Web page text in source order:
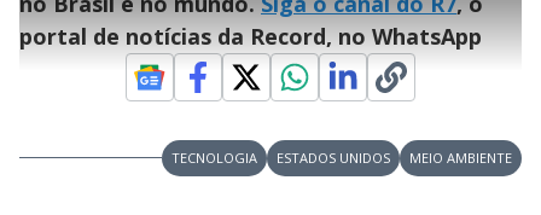
l
a
y
0
s
e
g
u
d
o
s
1
0
s
e
g
u
n
d
o
% e
e
n
l
a
portal de notícias da Record, no WhatsApp
TECNOLOGIA ESTADOS UNIDOS MEIO AMBIENTE